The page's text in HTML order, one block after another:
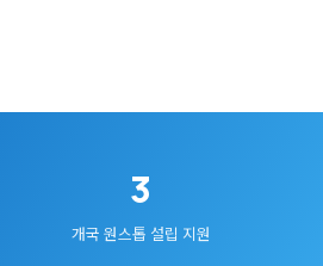
3
개국 원스톱 설립 지원